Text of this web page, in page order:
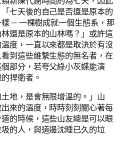
七天後的自己是否還是原本的
— 一棵樹成就一個生態系，那
還是原本的山林嗎？」或許這
度，一直以來都是取決於有沒
到這些維繫生態的無名者，在
部分，若夸父綠小灰蝶能演
捍衛者。
土地，是會無限增溫的。」山
來的溫度，時時刻刻關心著每
的時候，這些山友總是可以眼
的人，與道邊沈睡已久的垃